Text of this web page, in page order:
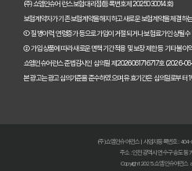
운전자보험비교사이트, 2024년
운전자보험 비교사이트, 왜 사
실제 사용자가 말하는 운전자보
나에게 딱 맞는 운전자보험 찾
(주)쇼엠인슈어런스 보험대리점(등록번호 제2025030014호)
보험계약자가 기존 보험계약을 해지하고 새로운 보험계약을 체결하
① 질병이력, 연령증가 등으로 가입이 거절되거나 보험료가 인상될 수
② 가입 상품에 따라 새로운 면책기간 적용 및 보장 제한 등 기타 불이
쇼엠인슈어런스 준법감시인 심의필 제2026061716717호 (2026-
본 광고는 광고심의기준을 준수하였으며, 유효기간은 심의일로부터
(주)쇼엠인슈어런스 | 사업자등록번호 :
주소 : 인천광역시 연수구 송도동
Copyright 2025. 쇼엠인슈어런스